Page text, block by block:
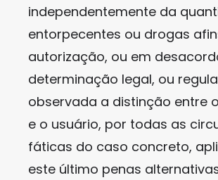
independentemente da
entorpecentes ou drogas
autorização, ou em
determinação legal, ou
observada a distinção entre
e o usuário, por todas as
fáticas do caso concreto,
este último penas